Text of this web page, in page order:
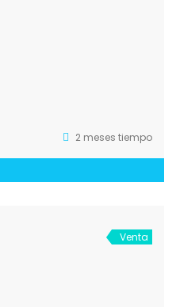
2 meses tiempo
Venta